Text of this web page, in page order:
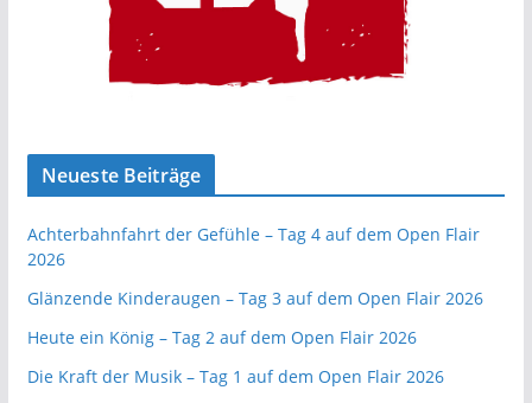
Neueste Beiträge
Achterbahnfahrt der Gefühle – Tag 4 auf dem Open Flair
2026
Glänzende Kinderaugen – Tag 3 auf dem Open Flair 2026
Heute ein König – Tag 2 auf dem Open Flair 2026
Die Kraft der Musik – Tag 1 auf dem Open Flair 2026